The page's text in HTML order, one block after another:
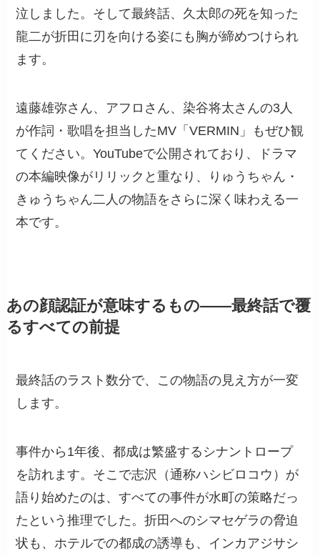
泣しました。そして最終話、久太郎の死を知った
龍二が折田に刃を向ける姿にも胸が締めつけられ
ます。
遠藤雄弥さん、アフロさん、染谷将太さんの3人
が作詞・歌唱を担当したMV「VERMIN」もぜひ観
てください。YouTubeで公開されており、ドラマ
の本編映像がリリックと重なり、りゅうちゃん・
きゅうちゃん二人の物語をさらに深く味わえる一
本です。
あの顔認証が意味するもの——最終話で覆
るすべての前提
最終話のラスト数分で、この物語の見え方が一変
します。
事件から1年後、都成は繁盛するシナントロープ
を訪れます。そこで志沢（通称ハシビロコウ）が
語り始めたのは、すべての事件が水町の策略だっ
たという推理でした。折田へのシマセゲラの脅迫
状も、ホテルでの都成の誘導も、インカアジサシ